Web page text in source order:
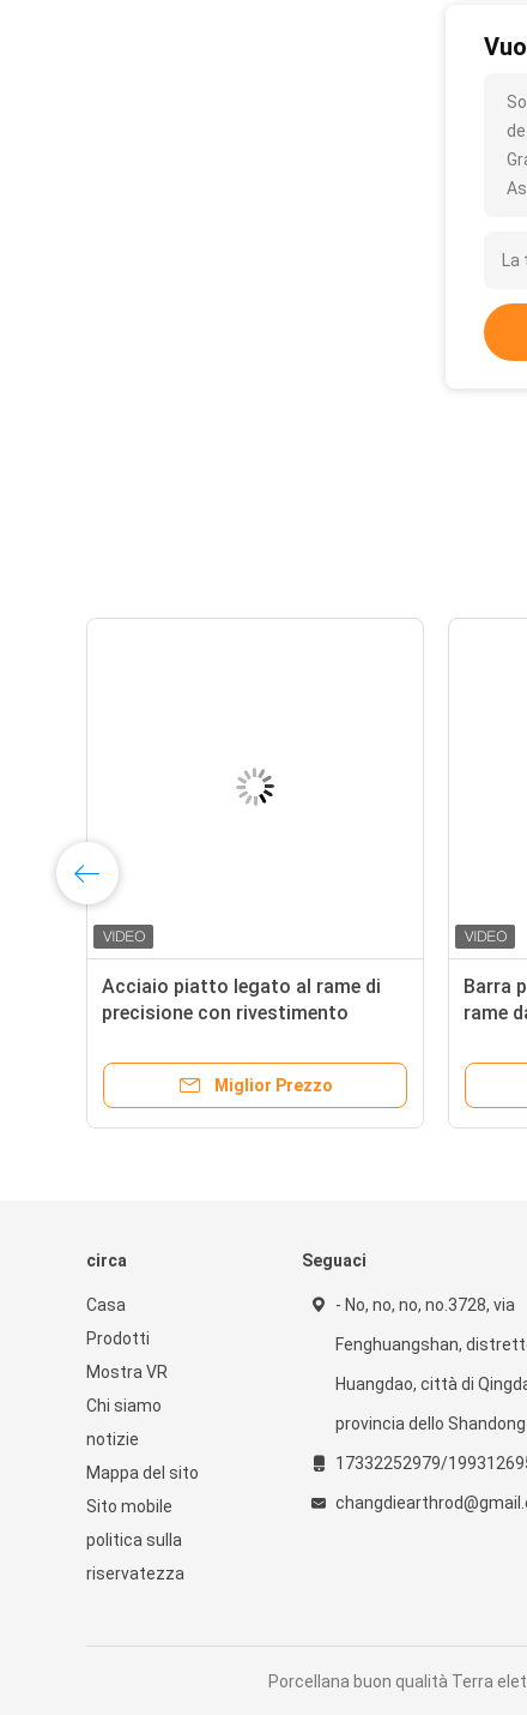
Acciaio piatto legato al rame di
precisione con rivestimento
Miglior Prezzo
Barra
rame
circa
Casa
Prodotti
Mostra VR
Chi siamo
notizie
Mappa del sito
Sito mobile
politica sulla
riservatezza
Seguaci
- No, no, no, no.3728, via
Fenghuangshan,
Huangdao, città di
provincia dello Shandong
17332252979/
Porcellana buon qualità Terra